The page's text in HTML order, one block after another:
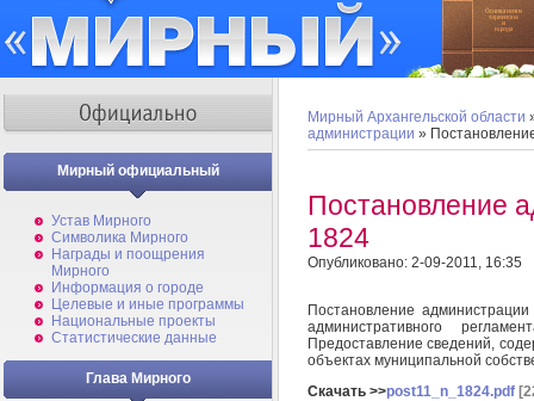
Мирный официальный
Устав Мирного
Символика Мирного
Награды и поощрения
Мирного
Информация о городе
Целевые и иные программы
Национальные проекты
Статистические данные
Глава Мирного
Мирный Архангельской области
администрации »
Постановление
1824
Опубликовано: 2-09-2011, 16:35
Постановление
административного
Предоставление сведений,
объектах муниципальной
Скачать >>post11_n_1824.pdf